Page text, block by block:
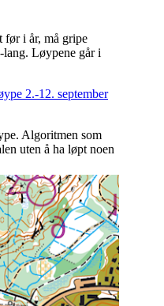
før i år, må gripe
Løypene går i
2.-12. september
Algoritmen som
uten å ha løpt noen